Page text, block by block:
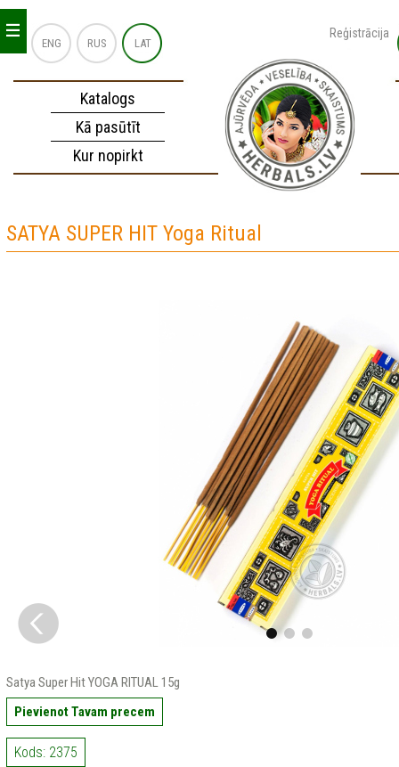
ENG RUS LAT
Reģistrācija
Katalogs
Kā pasūtīt
Kur nopirkt
_
_
_
SATYA SUPER HIT Yoga Ritual
Satya Super Hit YOGA RITUAL 15g
Pievienot Tavam precem
Kods: 2375